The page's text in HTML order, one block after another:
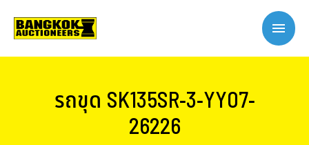
รถขุด SK135SR-3-YY07-
26226